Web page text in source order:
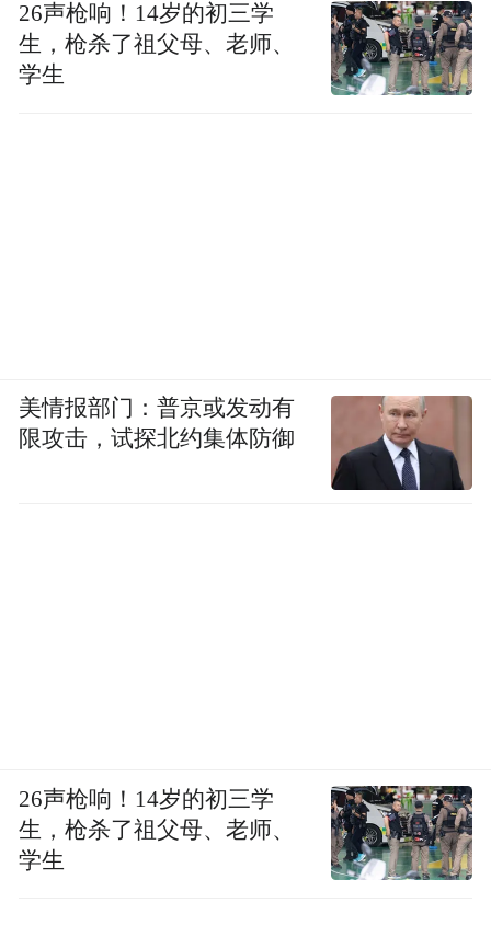
26声枪响！14岁的初三学
生，枪杀了祖父母、老师、
学生
美情报部门：普京或发动有
限攻击，试探北约集体防御
26声枪响！14岁的初三学
生，枪杀了祖父母、老师、
学生